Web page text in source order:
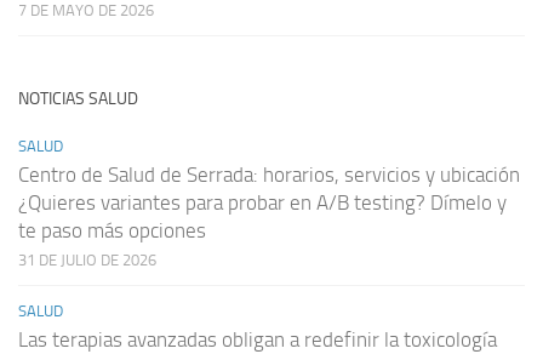
7 DE MAYO DE 2026
NOTICIAS SALUD
SALUD
Centro de Salud de Serrada: horarios, servicios y ubicación
¿Quieres variantes para probar en A/B testing? Dímelo y
te paso más opciones
31 DE JULIO DE 2026
SALUD
Las terapias avanzadas obligan a redefinir la toxicología